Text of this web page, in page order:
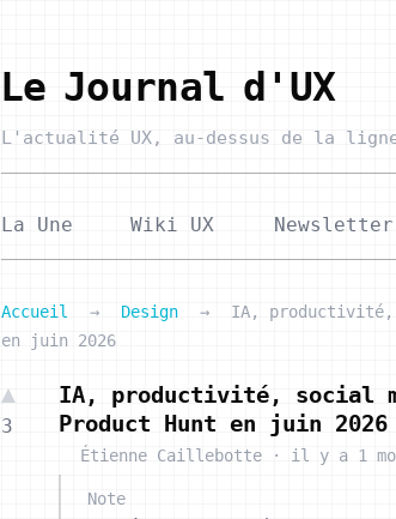
Le Journal d'UX
L'actualité UX, au-dessus de la
La Une Wiki UX Newsletter
Accueil → Design →
IA, productivité,
en juin 2026
3
IA, productivité, social
Product Hunt en juin 2026
Étienne Caillebotte · il y a 1
Note